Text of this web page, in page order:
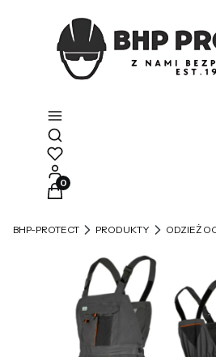
Otwórz wyszukiwarkę
Produkty w koszyku: 0.
BHP-PROTECT PRODUKTY ODZIEŻ